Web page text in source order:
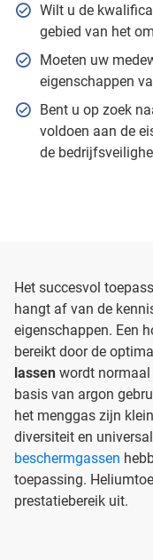
Wilt u de
gebied van het
Moeten uw
eigenschappen
Bent u op zoek
voldoen aan de
de
Het succesvol
hangt af van de
eigenschappen. Een
bereikt door de
lassen wordt normaal
basis van argon
het menggas zijn
diversiteit en
beschermgassen
toepassing.
prestatiebereik uit.